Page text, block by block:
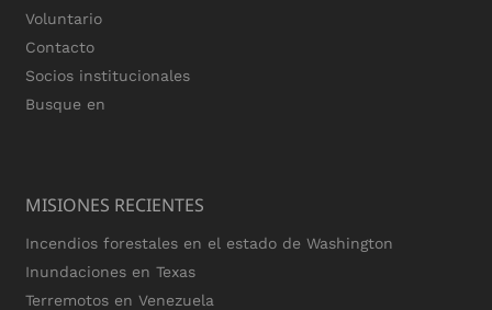
Voluntario
Contacto
Socios institucionales
Busque en
MISIONES RECIENTES
Incendios forestales en el estado de Washington
Inundaciones en Texas
Terremotos en Venezuela